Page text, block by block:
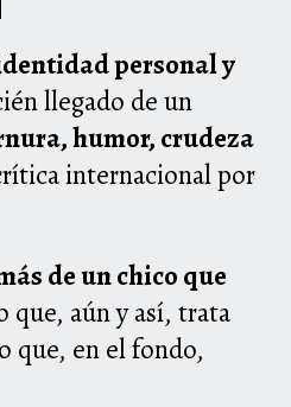
personal y
llegado de un
humor, crudeza
internacional por
de un chico que
que, aún y así, trata
que, en el fondo,